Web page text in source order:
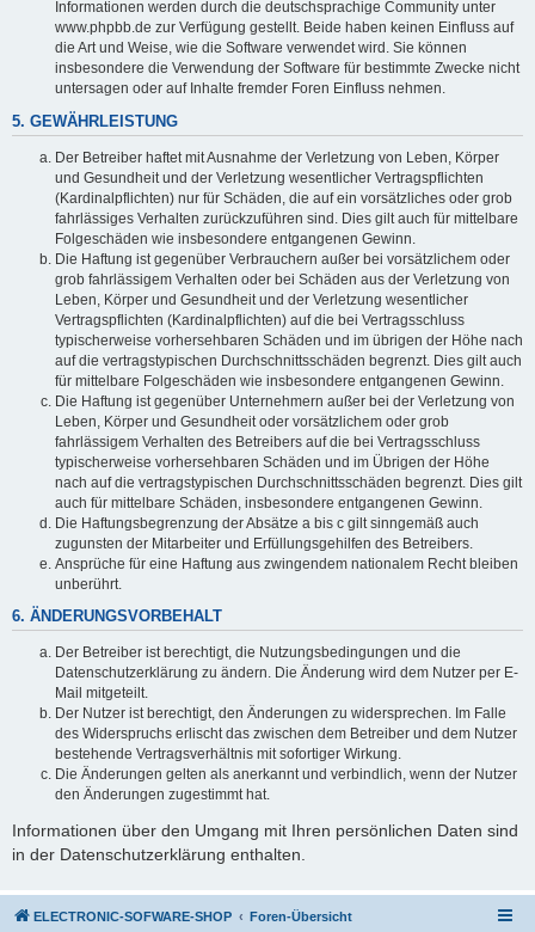
Informationen werden durch die deutschsprachige Community unter
www.phpbb.de zur Verfügung gestellt. Beide haben keinen Einfluss auf
die Art und Weise, wie die Software verwendet wird. Sie können
insbesondere die Verwendung der Software für bestimmte Zwecke nicht
untersagen oder auf Inhalte fremder Foren Einfluss nehmen.
5. GEWÄHRLEISTUNG
Der Betreiber haftet mit Ausnahme der Verletzung von Leben, Körper
und Gesundheit und der Verletzung wesentlicher Vertragspflichten
(Kardinalpflichten) nur für Schäden, die auf ein vorsätzliches oder grob
fahrlässiges Verhalten zurückzuführen sind. Dies gilt auch für mittelbare
Folgeschäden wie insbesondere entgangenen Gewinn.
Die Haftung ist gegenüber Verbrauchern außer bei vorsätzlichem oder
grob fahrlässigem Verhalten oder bei Schäden aus der Verletzung von
Leben, Körper und Gesundheit und der Verletzung wesentlicher
Vertragspflichten (Kardinalpflichten) auf die bei Vertragsschluss
typischerweise vorhersehbaren Schäden und im übrigen der Höhe nach
auf die vertragstypischen Durchschnittsschäden begrenzt. Dies gilt auch
für mittelbare Folgeschäden wie insbesondere entgangenen Gewinn.
Die Haftung ist gegenüber Unternehmern außer bei der Verletzung von
Leben, Körper und Gesundheit oder vorsätzlichem oder grob
fahrlässigem Verhalten des Betreibers auf die bei Vertragsschluss
typischerweise vorhersehbaren Schäden und im Übrigen der Höhe
nach auf die vertragstypischen Durchschnittsschäden begrenzt. Dies gilt
auch für mittelbare Schäden, insbesondere entgangenen Gewinn.
Die Haftungsbegrenzung der Absätze a bis c gilt sinngemäß auch
zugunsten der Mitarbeiter und Erfüllungsgehilfen des Betreibers.
Ansprüche für eine Haftung aus zwingendem nationalem Recht bleiben
unberührt.
6. ÄNDERUNGSVORBEHALT
Der Betreiber ist berechtigt, die Nutzungsbedingungen und die
Datenschutzerklärung zu ändern. Die Änderung wird dem Nutzer per E-
Mail mitgeteilt.
Der Nutzer ist berechtigt, den Änderungen zu widersprechen. Im Falle
des Widerspruchs erlischt das zwischen dem Betreiber und dem Nutzer
bestehende Vertragsverhältnis mit sofortiger Wirkung.
Die Änderungen gelten als anerkannt und verbindlich, wenn der Nutzer
den Änderungen zugestimmt hat.
Informationen über den Umgang mit Ihren persönlichen Daten sind
in der Datenschutzerklärung enthalten.
ELECTRONIC-SOFWARE-SHOP Foren-Übersicht